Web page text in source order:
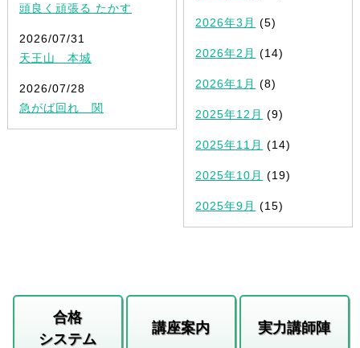
頭良く頑張る たかす
2026/07/31
天王山 本城
2026/07/28
急がば回れ 関
2026年3月 (5)
2026年2月 (14)
2026年1月 (8)
2025年12月 (9)
2025年11月 (14)
2025年10月 (19)
2025年9月 (15)
合格
システム
講座案内 実力講師陣